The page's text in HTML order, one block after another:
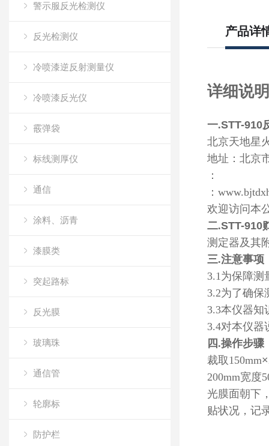
警示服反光检测仪
反光检测仪
冷喷漆逆反射测量仪
冷喷漆反光仪
霰弹袋
标线测厚仪
通信
涂料、沥青
漆膜类
突起路标
反光膜
玻璃珠
通信管
轮廓标
防护栏
产品详
详细说
一.STT-910
北京天地星
地址：北京
：
：
欢迎访问本
二.STT-910
测定器及其
三.注意事项
3.1为保障测
3.2为了确保
3.3本仪器知
3.4对本仪器
四.操作步骤
裁取150mm×
200mm宽度
光膜面朝下
贴状况，记